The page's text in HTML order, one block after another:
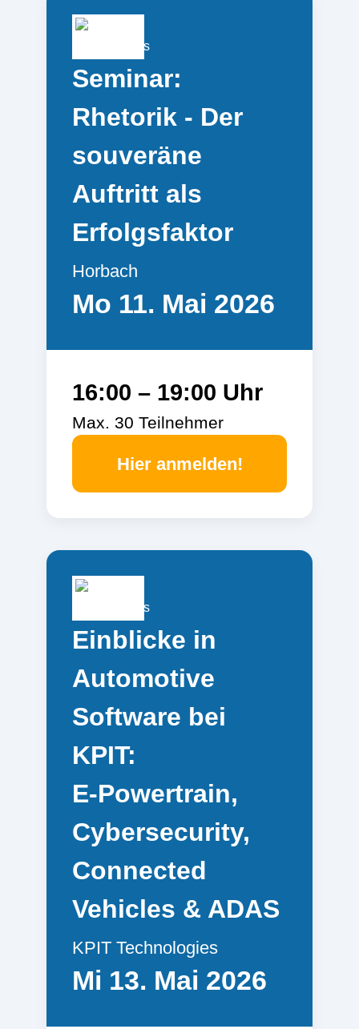
Seminar:
Rhetorik - Der
souveräne
Auftritt als
Erfolgsfaktor
Horbach
Mo 11. Mai 2026
16:00 – 19:00 Uhr
Max. 30 Teilnehmer
Hier anmelden!
Einblicke in
Automotive
Software bei
KPIT:
E‑Powertrain,
Cybersecurity,
Connected
Vehicles & ADAS
KPIT Technologies
Mi 13. Mai 2026